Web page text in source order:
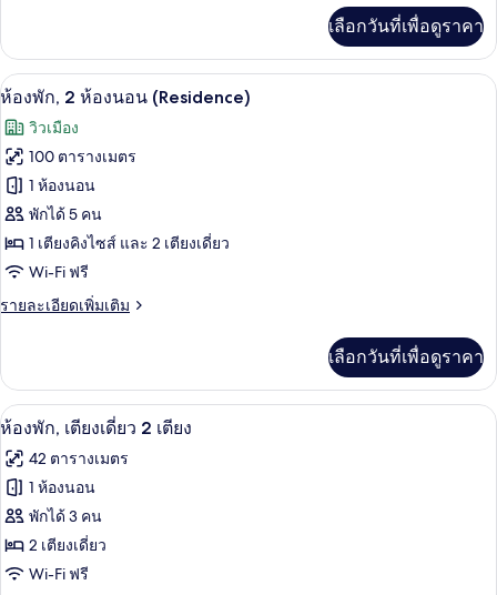
นจ์
ได้
นจ์
ได้
ซ์,
เตียง
คิง
ไซส์
1
เตียง
เกี่ยว
กับ
ห้อง
ลัก
ซ์,
เตียง
คิง
ไซส์
เตียง
เลือกวันที่เพื่อดูราคา
เปิด
ภาพถ่าย
ทั้งหมด
ของ
ห้อง
พัก,
2
ห้อง
ห้องพัก, 2 ห้องนอน (Residence) | ครั
8
ห้องพัก, 2 ห้องนอน (Residence)
วิวเมือง
100 ตารางเมตร
1 ห้องนอน
พักได้ 5 คน
1 เตียงคิงไซส์ และ 2 เตียงเดี่ยว
Wi-Fi ฟรี
รายละเอียดเพิ่มเติม
ราย
เกี่ยว
กับ
ห้อง
2
ห้อง
นอน
(Residence)
เลือกวันที่เพื่อดูราคา
เปิด
ภาพถ่าย
ทั้งหมด
ของ
ห้อง
พัก,
ผ้านวมขนเป็ด, มินิบาร์, ตู้นิรภัยในห้อ
7
ห้องพัก, เตียงเดี่ยว 2 เตียง
42 ตารางเมตร
1 ห้องนอน
พักได้ 3 คน
2 เตียงเดี่ยว
Wi-Fi ฟรี